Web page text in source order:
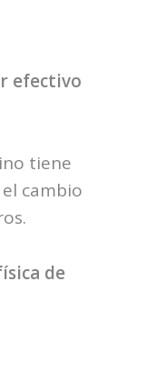
efectivo
tiene
cambio
de